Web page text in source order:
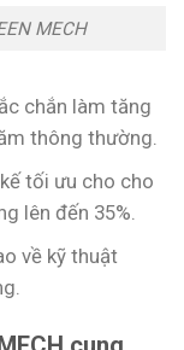
MECH
chắn làm tăng
thông thường.
tối ưu cho cho
lên đến 35%.
về kỹ thuật